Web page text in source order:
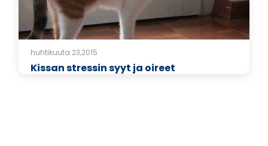
huhtikuuta 23,2015
Kissan stressin syyt ja oireet